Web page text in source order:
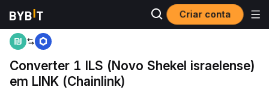
Criar conta
Página inicial
Converter 1 ILS (Novo Shekel israelense)
em LINK (Chainlink)